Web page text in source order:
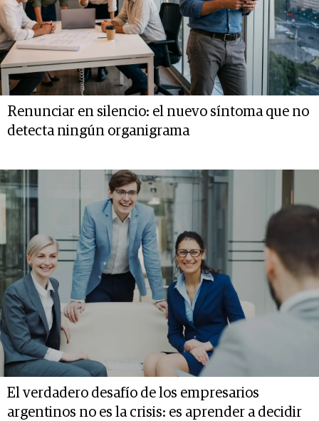
Renunciar en silencio: el nuevo síntoma que no
detecta ningún organigrama
El verdadero desafío de los empresarios
argentinos no es la crisis: es aprender a decidir